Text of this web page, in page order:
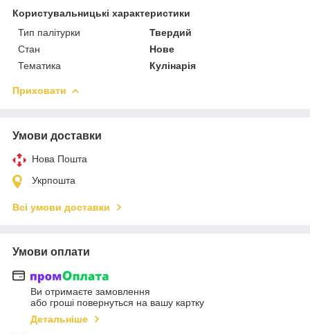
Користувальницькі характеристики
Тип палітурки
Твердий
Стан
Нове
Тематика
Кулінарія
Приховати
Умови доставки
Нова Пошта
Укрпошта
Всі умови доставки
Умови оплати
Ви отримаєте замовлення
або гроші повернуться на вашу картку
Детальніше